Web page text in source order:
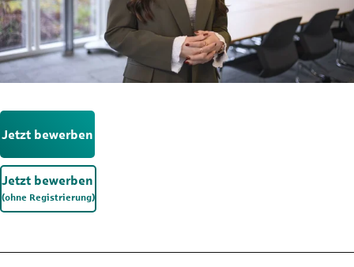
Jetzt bewerben
Jetzt bewerben
(ohne Registrierung)